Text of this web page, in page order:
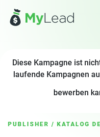
Diese Kampagne ist
laufende Kampagnen
bewerben
PUBLISHER / KATALOG